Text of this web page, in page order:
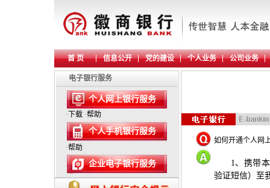
首 页 信息公开 党的建设 个人业务 公司业务
电子银行服务
个人网上银行服务
· 下载 ·帮助
个人手机银行服务
·帮助
企业电子银行服务
如何开通个人网
1、携带
验证短信）至